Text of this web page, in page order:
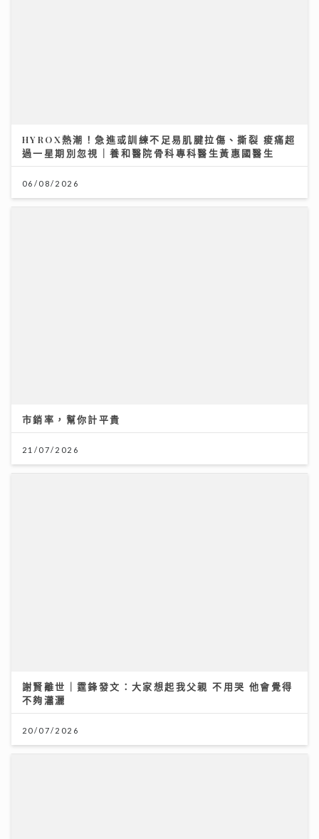
HYROX熱潮！急進或訓練不足易肌腱拉傷、撕裂 痠痛超
過一星期別忽視｜養和醫院骨科專科醫生黃惠國醫生
06/08/2026
市銷率，幫你計平貴
21/07/2026
謝賢離世｜霆鋒發文：大家想起我父親 不用哭 他會覺得
不夠瀟灑
20/07/2026